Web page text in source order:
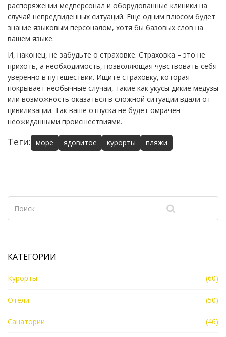
распоряжении медперсонал и оборудованные клиники на
случай непредвиденных ситуаций. Еще одним плюсом будет
знание языковым персоналом, хотя бы базовых слов на
вашем языке.
И, наконец, не забудьте о страховке. Страховка – это не
прихоть, а необходимость, позволяющая чувствовать себя
уверенно в путешествии. Ищите страховку, которая
покрывает необычные случаи, такие как укусы дикие медузы
или возможность оказаться в сложной ситуации вдали от
цивилизации. Так ваше отпуска не будет омрачен
неожиданными происшествиями.
Теги: море ядовитое курорты пляжи
КАТЕГОРИИ
Курорты (60)
Отели (50)
Санатории (46)